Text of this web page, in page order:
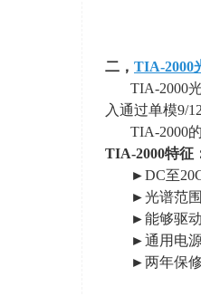
二， TIA-2000
TIA-2000
入通过单模9/
TIA-2000的
TIA-2000特征
►DC至
►光谱范
►能够驱动
►通用电
►两年保修